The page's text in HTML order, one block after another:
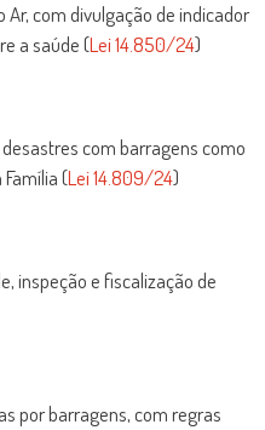
Ar, com divulgação de indicador
a saúde (Lei 14.850/24)
com barragens como
(Lei 14.809/24)
inspeção e fiscalização de
por barragens, com regras